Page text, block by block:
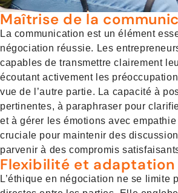
Maîtrise de la
La communication est un élément
négociation réussie. Les
capables de transmettre clairement
écoutant activement les
vue de l’autre partie. La capacité à
pertinentes, à paraphraser pour
et à gérer les émotions avec
cruciale pour maintenir des
parvenir à des compromis
Flexibilité et adaptation
L’éthique en négociation ne se limite